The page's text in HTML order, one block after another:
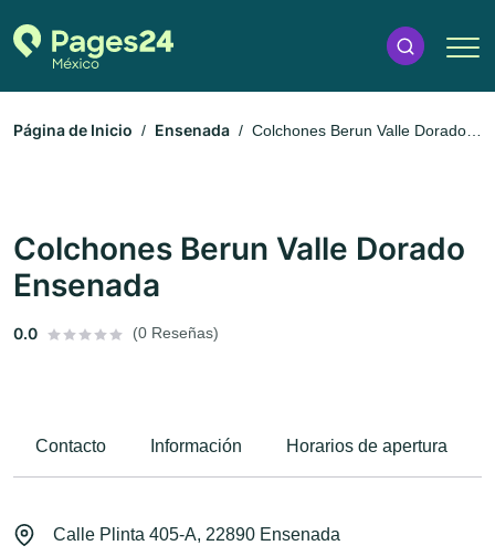
Página de Inicio Ensenada
Colchones Berun Valle Dorado
Colchones Berun Valle Dorado
Ensenada
0.0 (0 Reseñas)
Contacto Información Horarios de apertura
Calle Plinta 405-A, 22890 Ensenada